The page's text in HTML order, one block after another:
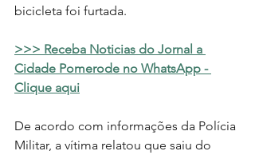
bicicleta foi furtada.
>>> Receba Noticias do Jornal a
Cidade Pomerode no WhatsApp -
Clique aqui
De acordo com informações da Polícia
Militar, a vítima relatou que saiu do